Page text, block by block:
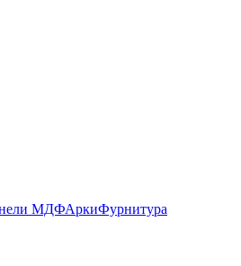
МДФАркиФурнитура